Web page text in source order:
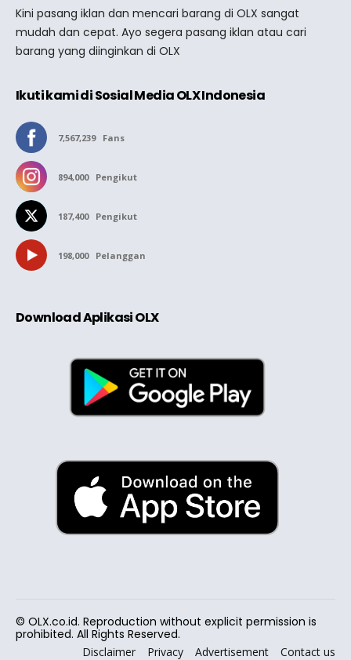
Kini pasang iklan dan mencari barang di OLX sangat
mudah dan cepat. Ayo segera pasang iklan atau cari
barang yang diinginkan di OLX
Ikuti kami di Sosial Media OLX Indonesia
7,567,239 Fans
894,000 Pengikut
187,400 Pengikut
198,000 Pelanggan
Download Aplikasi OLX
© OLX.co.id. Reproduction without explicit permission is
prohibited. All Rights Reserved.
Disclaimer Privacy Advertisement Contact us